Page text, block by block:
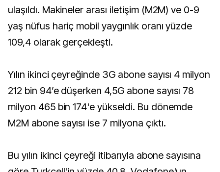
ulaşıldı. Makineler arası iletişim (M2M) ve 0-9
yaş nüfus hariç mobil yaygınlık oranı yüzde
109,4 olarak gerçekleşti.
Yılın ikinci çeyreğinde 3G abone sayısı 4 milyon
212 bin 94’e düşerken 4,5G abone sayısı 78
milyon 465 bin 174'e yükseldi. Bu dönemde
M2M abone sayısı ise 7 milyona çıktı.
Bu yılın ikinci çeyreği itibarıyla abone sayısına